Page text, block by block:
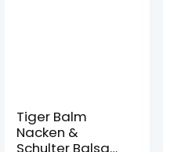
Tiger Balm
Nacken &
Schulter Balsam